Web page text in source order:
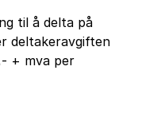
til å delta på
deltakeravgiften
+ mva per